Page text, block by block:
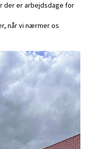
der er arbejdsdage for
når vi nærmer os